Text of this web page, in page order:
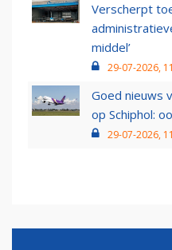
Verscherpt
middel’
29-07-2026,
Goed nieuws
op Schiphol:
29-07-2026,